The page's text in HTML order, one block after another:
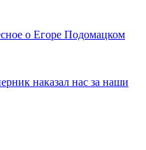
о Егоре Подомацком
наказал нас за наши